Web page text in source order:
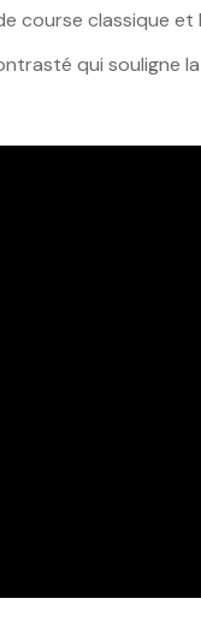
course classique
qui souligne